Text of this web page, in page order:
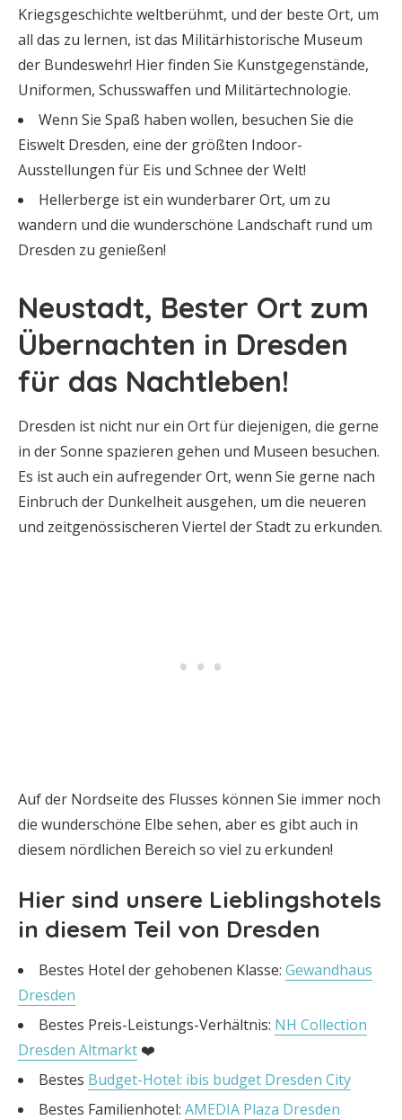
Kriegsgeschichte weltberühmt, und der beste Ort, um
all das zu lernen, ist das Militärhistorische Museum
der Bundeswehr! Hier finden Sie Kunstgegenstände,
Uniformen, Schusswaffen und Militärtechnologie.
Wenn Sie Spaß haben wollen, besuchen Sie die
Eiswelt Dresden, eine der größten Indoor-
Ausstellungen für Eis und Schnee der Welt!
Hellerberge ist ein wunderbarer Ort, um zu
wandern und die wunderschöne Landschaft rund um
Dresden zu genießen!
Neustadt, Bester Ort zum
Übernachten in Dresden
für das Nachtleben!
Dresden ist nicht nur ein Ort für diejenigen, die gerne
in der Sonne spazieren gehen und Museen besuchen.
Es ist auch ein aufregender Ort, wenn Sie gerne nach
Einbruch der Dunkelheit ausgehen, um die neueren
und zeitgenössischeren Viertel der Stadt zu erkunden.
Auf der Nordseite des Flusses können Sie immer noch
die wunderschöne Elbe sehen, aber es gibt auch in
diesem nördlichen Bereich so viel zu erkunden!
Hier sind unsere Lieblingshotels
in diesem Teil von Dresden
Bestes Hotel der gehobenen Klasse: Gewandhaus
Dresden
Bestes Preis-Leistungs-Verhältnis: NH Collection
Dresden Altmarkt ❤️
Bestes Budget-Hotel: ibis budget Dresden City
Bestes Familienhotel: AMEDIA Plaza Dresden